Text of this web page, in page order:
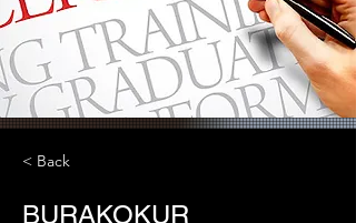
< Back
BURAKOKUR